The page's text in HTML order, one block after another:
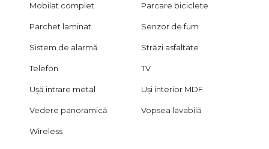
Mobilat complet Parcare biciclete
Parchet laminat Senzor de fum
Sistem de alarmă Străzi asfaltate
Telefon TV
Ușă intrare metal Uși interior MDF
Vedere panoramică Vopsea lavabilă
Wireless